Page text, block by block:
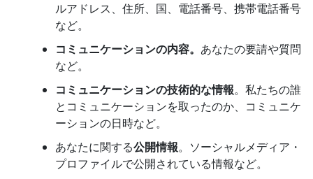
ルアドレス、住所、国、電話番号、携帯電話番号
など。
コミュニケーションの内容。 あなたの要請や質問
など。
コミュニケーションの技術的な情報。私たちの誰
とコミュニケーションを取ったのか、コミュニケ
ーションの日時など。
あなたに関する公開情報。ソーシャルメディア・
プロファイルで公開されている情報など。